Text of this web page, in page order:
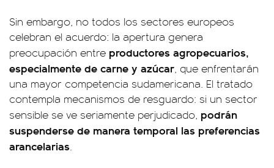
Sin embargo, no todos los sectores europeos
celebran el acuerdo: la apertura genera
preocupación entre productores agropecuarios,
especialmente de carne y azúcar, que enfrentarán
una mayor competencia sudamericana. El tratado
contempla mecanismos de resguardo: si un sector
sensible se ve seriamente perjudicado, podrán
suspenderse de manera temporal las preferencias
arancelarias.